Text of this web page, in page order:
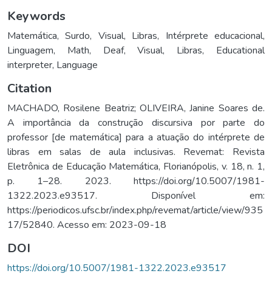
Keywords
Matemática,Surdo, Visual, Libras, Intérprete educacional,
Linguagem, Math, Deaf,Visual, Libras, Educational
interpreter, Language
Citation
MACHADO, Rosilene Beatriz; OLIVEIRA, Janine Soares de.
A importância da construção discursiva por parte do
professor [de matemática] para a atuação do intérprete de
libras em salas de aula inclusivas. Revemat: Revista
Eletrônica de Educação Matemática, Florianópolis, v. 18, n. 1,
p. 1–28. 2023. https://doi.org/10.5007/1981-
1322.2023.e93517. Disponível em:
https://periodicos.ufsc.br/index.php/revemat/article/view/935
17/52840. Acesso em: 2023-09-18
DOI
https://doi.org/10.5007/1981-1322.2023.e93517